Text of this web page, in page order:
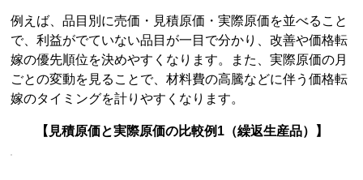
例えば、品目別に売価・見積原価・実際原価を並べること
で、利益がでていない品目が一目で分かり、改善や価格転
嫁の優先順位を決めやすくなります。また、実際原価の月
ごとの変動を見ることで、材料費の高騰などに伴う価格転
嫁のタイミングを計りやすくなります。
【見積原価と実際原価の比較例1（繰返生産品）】